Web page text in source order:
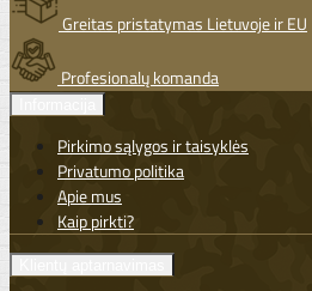
Greitas pristatymas Lietuvoje ir EU
Profesionalų komanda
Pirkimo sąlygos ir taisyklės
Privatumo politika
Apie mus
Kaip pirkti?